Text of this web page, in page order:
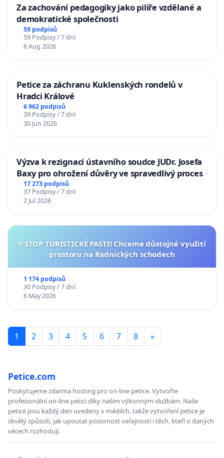
Za zachování pedagogiky jako pilíře vzdělané a
demokratické společnosti
59 podpisů
59 Podpisy / 7 dní
6 Aug 2026
Petice za záchranu Kuklenských rondelů v
Hradci Králové
6 962 podpisů
39 Podpisy / 7 dní
30 Jun 2026
Výzva k rezignaci ústavního soudce JUDr. Josefa
Baxy pro ohrožení důvěry ve spravedlivý proces
17 273 podpisů
37 Podpisy / 7 dní
2 Jul 2026
‼️ STOP TURISTICKÉ PASTI! Chceme důstojné využití
prostoru na Radnických schodech
1 174 podpisů
30 Podpisy / 7 dní
6 May 2026
1 2 3 4 5 6 7 8 »
Petice.com
Poskytujeme zdarma hosting pro on-line petice. Vytvořte
profesionální on-line petici díky našim výkonným službám. Naše
petice jsou každý den uvedeny v médiích, takže vytvoření petice je
skvělý způsob, jak upoutat pozornost veřejnosti i těch, kteří o daných
věcech rozhodují.